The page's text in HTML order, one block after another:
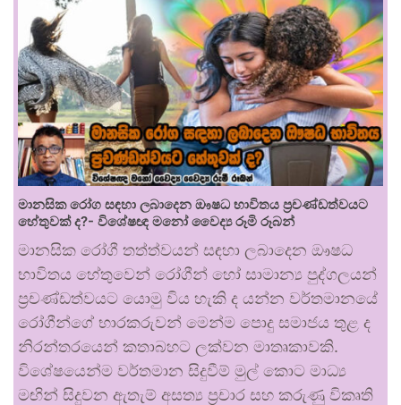
මානසික රෝග සඳහා ලබාදෙන ඖෂධ භාවිතය ප්‍රචණ්ඩත්වයට
හේතුවක් ද?- විශේෂඥ මනෝ වෛද්‍ය රූමි රූබන්
මානසික රෝගී තත්ත්වයන් සඳහා ලබාදෙන ඖෂධ
භාවිතය හේතුවෙන් රෝගීන් හෝ සාමාන්‍ය පුද්ගලයන්
ප්‍රචණ්ඩත්වයට යොමු විය හැකි ද යන්න වර්තමානයේ
රෝගීන්ගේ භාරකරුවන් මෙන්ම පොදු සමාජය තුළ ද
නිරන්තරයෙන් කතාබහට ලක්වන මාතෘකාවකි.
විශේෂයෙන්ම වර්තමාන සිදුවීම් මුල් කොට මාධ්‍ය
මඟින් සිදුවන ඇතැම් අසත්‍ය ප්‍රචාර සහ කරුණු විකෘති